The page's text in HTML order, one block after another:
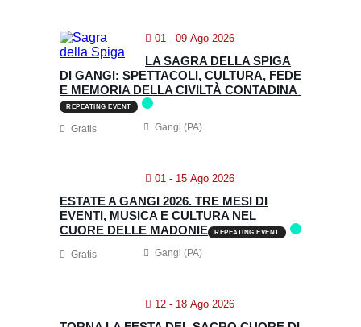
01 - 09 Ago 2026
LA SAGRA DELLA SPIGA
DI GANGI: SPETTACOLI, CULTURA, FEDE
E MEMORIA DELLA CIVILTÀ CONTADINA
REPEATING EVENT
Gangi (PA)
Gratis
01 - 15 Ago 2026
ESTATE A GANGI 2026. TRE MESI DI
EVENTI, MUSICA E CULTURA NEL
CUORE DELLE MADONIE
REPEATING EVENT
Gangi (PA)
Gratis
12 - 18 Ago 2026